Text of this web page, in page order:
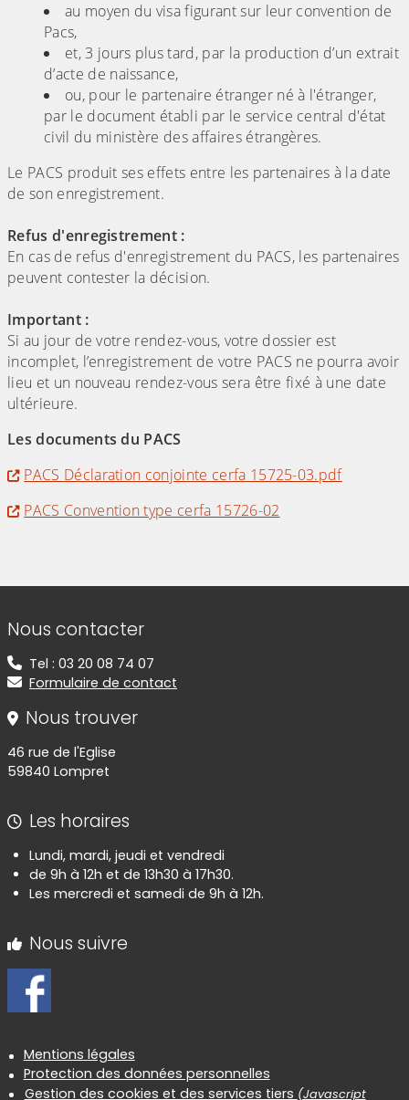
au moyen du visa figurant sur leur convention de
Pacs,
et, 3 jours plus tard, par la production d’un extrait
d’acte de naissance,
ou, pour le partenaire étranger né à l'étranger,
par le document établi par le service central d'état
civil du ministère des affaires étrangères.
Le PACS produit ses effets entre les partenaires à la date
de son enregistrement.
Refus d'enregistrement :
En cas de refus d'enregistrement du PACS, les partenaires
peuvent contester la décision.
Important :
Si au jour de votre rendez-vous, votre dossier est
incomplet, l’enregistrement de votre PACS ne pourra avoir
lieu et un nouveau rendez-vous sera être fixé à une date
ultérieure.
Les documents du PACS
PACS Déclaration conjointe cerfa 15725-03.pdf
PACS Convention type cerfa 15726-02
Informations de contact
Nous contacter
Tel : 03 20 08 74 07
Formulaire de contact
Nous trouver
46 rue de l'Eglise
59840 Lompret
Les horaires
Lundi, mardi, jeudi et vendredi
de 9h à 12h et de 13h30 à 17h30.
Les mercredi et samedi de 9h à 12h.
Nous suivre
Informations réglementaires
Mentions légales
Protection des données personnelles
Gestion des cookies et des services tiers (Javascript